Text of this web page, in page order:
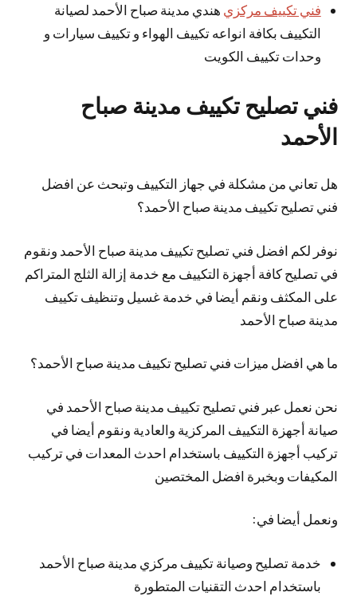
فني تكييف مركزي هندي مدينة صباح الأحمد لصيانة
التكييف بكافة انواعه تكييف الهواء و تكييف سيارات و
وحدات تكييف الكويت
فني تصليح تكييف مدينة صباح
الأحمد
هل تعاني من مشكلة في جهاز التكييف وتبحث عن افضل
فني تصليح تكييف مدينة صباح الأحمد؟
نوفر لكم افضل فني تصليح تكييف مدينة صباح الأحمد ونقوم
في تصليح كافة أجهزة التكييف مع خدمة إزالة الثلج المتراكم
على المكثف ونقم أيضا في خدمة غسيل وتنظيف تكييف
مدينة صباح الأحمد
ما هي افضل ميزات فني تصليح تكييف مدينة صباح الأحمد؟
نحن نعمل عبر فني تصليح تكييف مدينة صباح الأحمد في
صيانة أجهزة التكييف المركزية والعادية ونقوم أيضا في
تركيب أجهزة التكييف باستخدام احدث المعدات في تركيب
المكيفات وبخبرة افضل المختصين
ونعمل أيضا في:
خدمة تصليح وصيانة تكييف مركزي مدينة صباح الأحمد
باستخدام احدث التقنيات المتطورة